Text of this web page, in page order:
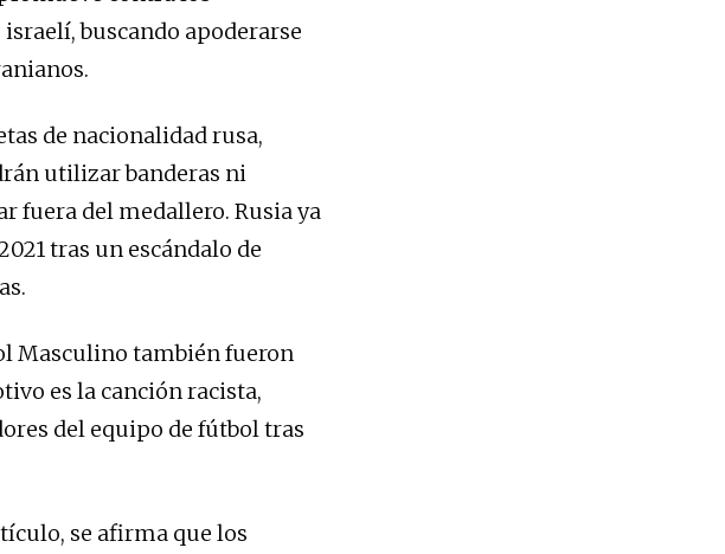
buscando apoderarse
de nacionalidad rusa,
utilizar banderas ni
fuera del medallero. Rusia ya
tras un escándalo de
Masculino también fueron
es la canción racista,
del equipo de fútbol tras
se afirma que los